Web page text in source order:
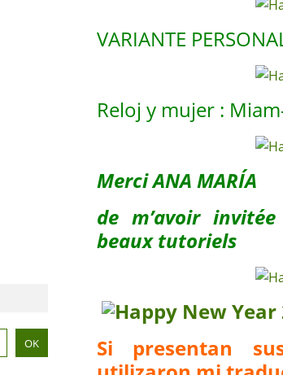
VARIANTE
Reloj y mujer :
Merci ANA MARÍA
de m’avoir
beaux tutoriels
Si presentan